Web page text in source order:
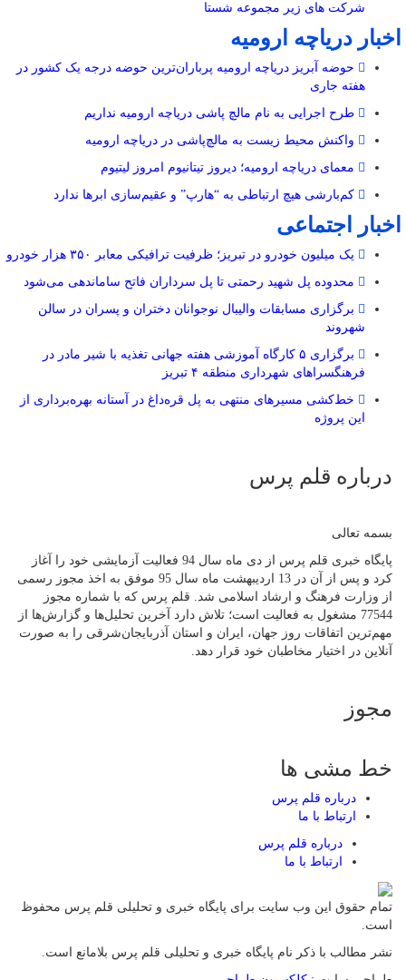
شرکت های زیر مجموعه شستا
اخبار دریاچه ارومیه
حوضه آبریز دریاچه ارومیه پرباران‌ترین حوضه‌ درجه یک کشور در
هفته جاری
طرح اجرایی به نام مالچ پاشی دریاچه ارومیه نداریم
واکنش محیط زیست به مالچ‌پاشی در دریاچه ارومیه
معمای دریاچه ارومیه؛ دیروز تیتانیوم امروز لیتیوم
کم‌بارشی هیچ ارتباطی به “هارپ” و عقیم‌سازی ابرها ندارد
اخبار اجتماعی
یک میلیون خودرو در تبریز؛ ظرفیت ترافیکی معابر ۳۵۰ هزار خودرو
محدوده پل شهید رحمتی تا پل سرداران فاتح ساماندهی می‌شود
برگزاری مسابقات والیبال نوجوانان دختران و پسران در سالن
شهروند
برگزاری ۵ کارگاه آموزشی هفته جهانی تغذیه با شیر مادر در
فرهنگسراهای شهرداری منطقه ۴ تبریز
خط‌کشی مسیرهای منتهی به پل قره‌داغ در آستانه بهره‌برداری از
این پروژه
درباره قلم پرس
بسمه تعالی
پایگاه خبری قلم پرس از دی ماه سال 94 فعالیت آزمایشی خود را آغاز
کرد و پس از آن در 13 اردیبهشت ماه سال 95 موفق به اخذ مجوز رسمی
از وزارت فرهنگ و ارشاد اسلامی شد. قلم پرس که با شماره مجوز
77544 مشغول به فعالیت است؛ تلاش دارد آخرین تحلیل‌ها و گزارش‌ها از
مهم‌ترین اتفاقات روز جهان، ایران و استان آذربایجان‌شرقی را به صورت
آنلاین در اختیار مخاطبان خود قرار دهد.
مجوز
خط مشی ها
درباره قلم پرس
ارتباط با ما
درباره قلم پرس
ارتباط با ما
تمام حقوق این وب سایت برای پایگاه خبری و تحلیلی قلم پرس محفوظ
است.
نشر مطالب با ذکر نام پایگاه خبری و تحلیلی قلم پرس بلامانع است.